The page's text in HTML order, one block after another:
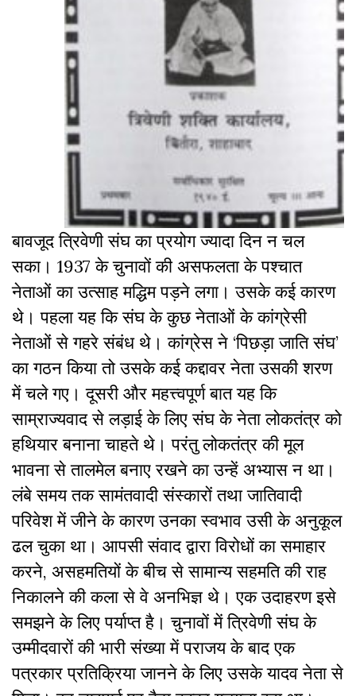
बावजूद त्रिवेणी संघ का प्रयोग ज्यादा दिन न चल
सका। 1937 के चुनावों की असफलता के पश्चात
नेताओं का उत्साह मद्धिम पड़ने लगा। उसके कई कारण
थे। पहला यह कि संघ के कुछ नेताओं के कांग्रेसी
नेताओं से गहरे संबंध थे। कांग्रेस ने ‘पिछड़ा जाति संघ’
का गठन किया तो उसके कई कद्दावर नेता उसकी शरण
में चले गए। दूसरी और महत्त्वपूर्ण बात यह कि
साम्राज्यवाद से लड़ाई के लिए संघ के नेता लोकतंत्र को
हथियार बनाना चाहते थे। परंतु लोकतंत्र की मूल
भावना से तालमेल बनाए रखने का उन्हें अभ्यास न था।
लंबे समय तक सामंतवादी संस्कारों तथा जातिवादी
परिवेश में जीने के कारण उनका स्वभाव उसी के अनुकूल
ढल चुका था। आपसी संवाद द्वारा विरोधों का समाहार
करने, असहमतियों के बीच से सामान्य सहमति की राह
निकालने की कला से वे अनभिज्ञ थे। एक उदाहरण इसे
समझने के लिए पर्याप्त है। चुनावों में त्रिवेणी संघ के
उम्मीदवारों की भारी संख्या में पराजय के बाद एक
पत्रकार प्रतिक्रिया जानने के लिए उसके यादव नेता से